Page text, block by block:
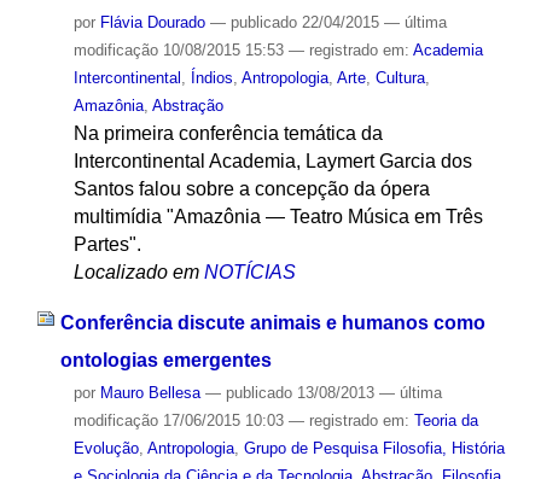
por Flávia Dourado — publicado22/04/2015 — última
modificação10/08/2015 15:53 — registrado em: Academia
Intercontinental
Índios Antropologia, Arte, Cultura,
Amazônia, Abstração
Na primeira conferência temática da
Intercontinental Academia, Laymert Garcia dos
Santos falou sobre a concepção da ópera
multimídia "Amazônia — Teatro Música em Três
Partes".
Localizado em NOTÍCIAS
Conferência discute animais e humanos como
ontologias emergentes
por Mauro Bellesa — publicado13/08/2013 — última
modificação17/06/2015 10:03 — registrado em: Teoria da
Evolução, Antropologia, Grupo de Pesquisa Filosofia, História